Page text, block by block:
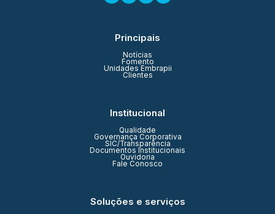
Principais
Notícias
Fomento
Unidades Embrapii
Clientes
Institucional
Qualidade
Governança Corporativa
SIC/Transparência
Documentos Institucionais
Ouvidoria
Fale Conosco
Soluções e serviços